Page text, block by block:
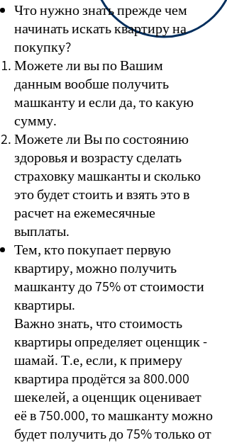
Что нужно знать прежде чем
начинать искать квартиру на
покупку?
Можете ли вы по Вашим
данным вообше получить
машканту и если да, то какую
сумму.
Можете ли Вы по состоянию
здоровья и возрасту сделать
страховку машканты и сколько
это будет стоить и взять это в
расчет на ежемесячные
выплаты.
Тем, кто покупает первую
квартиру, можно получить
машканту до 75% от стоимости
квартиры.
Важно знать, что стоимость
квартиры определяет оценщик -
шамай. Т.е, если, к примеру
квартира продётся за 800.000
шекелей, а оценщик оценивает
её в 750.000, то машканту можно
будет получить до 75% только от